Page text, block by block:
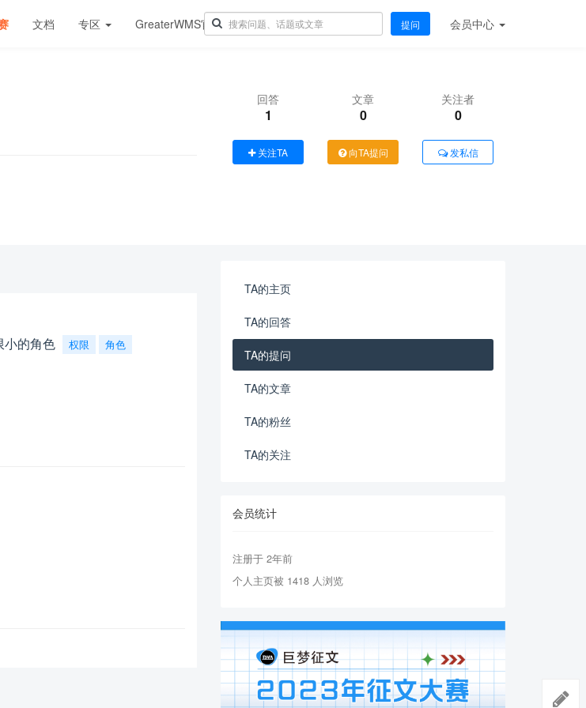
文档 专区 GreaterWMS官网 提问 会员中心
回答
1
文章
0
关注者
0
关注TA 向TA提问 发私信
小的角色 权限 角色
TA的主页
TA的回答
TA的提问
TA的文章
TA的粉丝
TA的关注
会员统计
注册于 2年前
个人主页被 1418 人浏览